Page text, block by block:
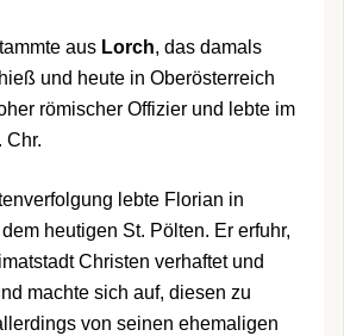
aus Lorch, das damals
und heute in Oberösterreich
römischer Offizier und lebte im
Chr.
lebte Florian in
heutigen St. Pölten. Er erfuhr,
Christen verhaftet und
machte sich auf, diesen zu
von seinen ehemaligen